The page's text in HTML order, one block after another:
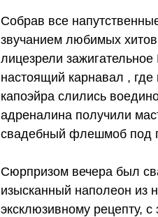
Собрав все
звучанием любимых
лицезрели
настоящий карнавал ,
капоэйра слились
адреналина получили
свадебный флешмоб под
Сюрпризом вечера был
изысканный наполеон из
эксклюзивному рецепту,